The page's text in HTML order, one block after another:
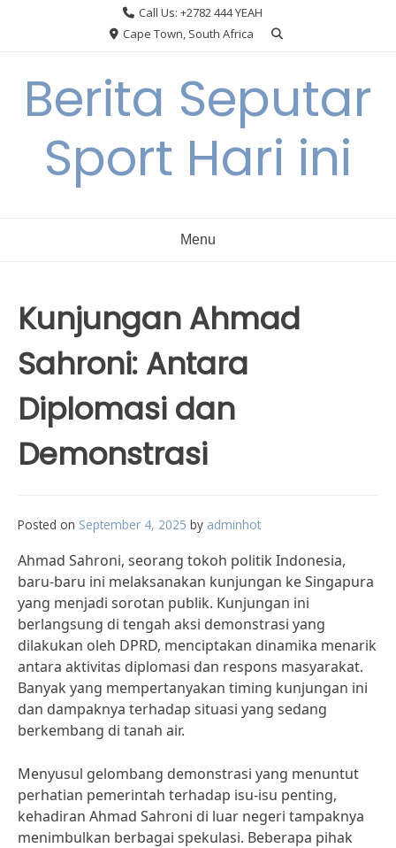
Call Us: +2782 444 YEAH
Cape Town, South Africa
Berita Seputar
Sport Hari ini
Menu
Kunjungan Ahmad
Sahroni: Antara
Diplomasi dan
Demonstrasi
Posted on September 4, 2025 by adminhot
Ahmad Sahroni, seorang tokoh politik Indonesia,
baru-baru ini melaksanakan kunjungan ke Singapura
yang menjadi sorotan publik. Kunjungan ini
berlangsung di tengah aksi demonstrasi yang
dilakukan oleh DPRD, menciptakan dinamika menarik
antara aktivitas diplomasi dan respons masyarakat.
Banyak yang mempertanyakan timing kunjungan ini
dan dampaknya terhadap situasi yang sedang
berkembang di tanah air.
Menyusul gelombang demonstrasi yang menuntut
perhatian pemerintah terhadap isu-isu penting,
kehadiran Ahmad Sahroni di luar negeri tampaknya
menimbulkan berbagai spekulasi. Beberapa pihak